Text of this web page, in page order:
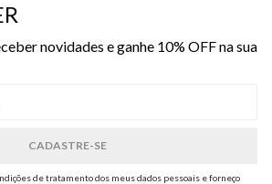
novidades e ganhe 10% OFF na sua
de tratamento dos meus dados pessoais e forneço